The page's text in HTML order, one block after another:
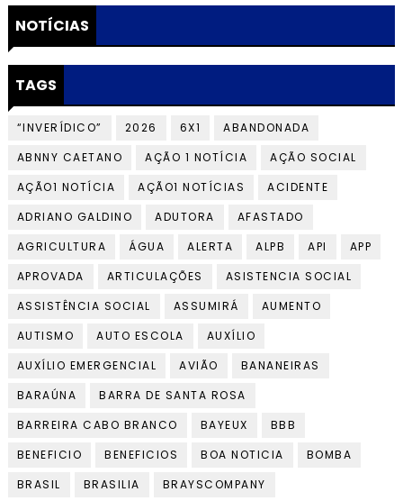
NOTÍCIAS
TAGS
“INVERÍDICO” 2026 6X1
ABANDONADA
ABNNY CAETANO
AÇÃO 1 NOTÍCIA
AÇÃO SOCIAL
AÇÃO1 NOTÍCIA
AÇÃO1 NOTÍCIAS
ACIDENTE
ADRIANO GALDINO
ADUTORA
AFASTADO
AGRICULTURA
ÁGUA ALERTA ALPB API
APP
APROVADA
ARTICULAÇÕES
ASISTENCIA SOCIAL
ASSISTÊNCIA SOCIAL
ASSUMIRÁ
AUMENTO
AUTISMO
AUTO ESCOLA
AUXÍLIO
AUXÍLIO EMERGENCIAL
AVIÃO
BANANEIRAS
BARAÚNA
BARRA DE SANTA ROSA
BARREIRA CABO BRANCO
BAYEUX
BBB
BENEFICIO
BENEFICIOS BOA NOTICIA
BOMBA
BRASIL
BRASILIA
BRAYSCOMPANY